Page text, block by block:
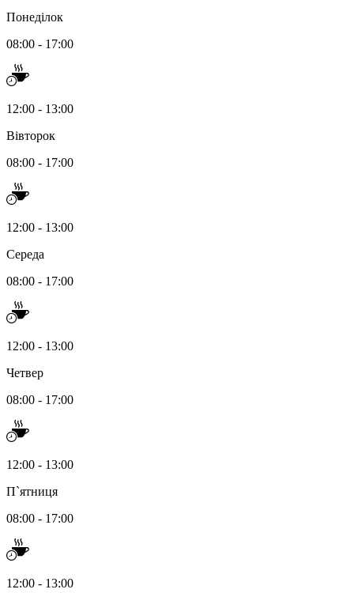
Понеділок
08:00 - 17:00
12:00 - 13:00
Вівторок
08:00 - 17:00
12:00 - 13:00
Середа
08:00 - 17:00
12:00 - 13:00
Четвер
08:00 - 17:00
12:00 - 13:00
П`ятниця
08:00 - 17:00
12:00 - 13:00